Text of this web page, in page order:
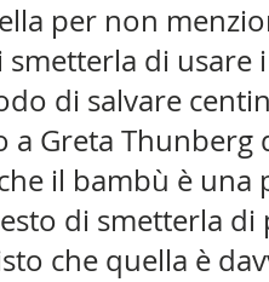
per non
smetterla di
di salvare
a Greta
il bambù è una
di smetterla di
che quella è